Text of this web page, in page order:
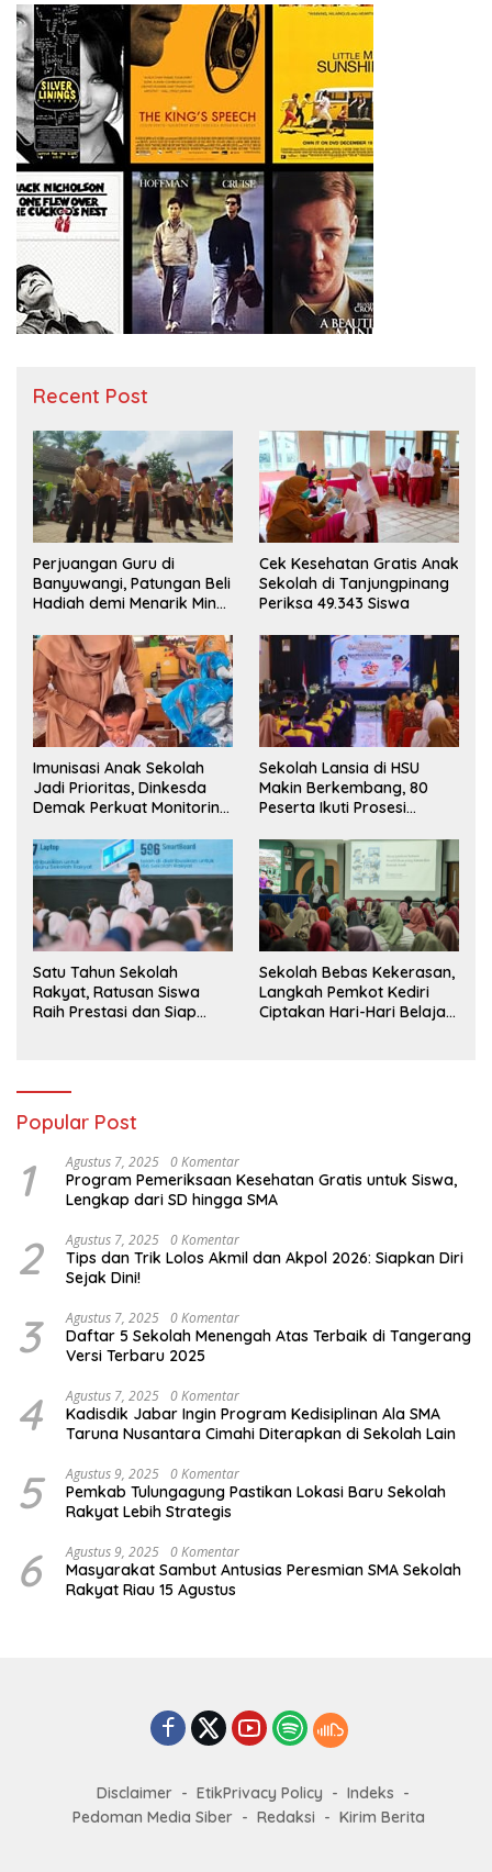
Recent Post
Perjuangan Guru di
Banyuwangi, Patungan Beli
Hadiah demi Menarik Minat
Cek Kesehatan Gratis Anak
Sekolah di Tanjungpinang
Periksa 49.343 Siswa
Imunisasi Anak Sekolah
Jadi Prioritas, Dinkesda
Demak Perkuat Monitoring
Sekolah Lansia di HSU
Makin Berkembang, 80
Peserta Ikuti Prosesi
Satu Tahun Sekolah
Rakyat, Ratusan Siswa
Raih Prestasi dan Siap
Sekolah Bebas Kekerasan,
Langkah Pemkot Kediri
Ciptakan Hari-Hari Belajar
Popular Post
1 Agustus 7, 2025 0 Komentar
Program Pemeriksaan Kesehatan Gratis untuk Siswa,
Lengkap dari SD hingga SMA
2 Agustus 7, 2025 0 Komentar
Tips dan Trik Lolos Akmil dan Akpol 2026: Siapkan Diri
Sejak Dini!
3 Agustus 7, 2025 0 Komentar
Daftar 5 Sekolah Menengah Atas Terbaik di Tangerang
Versi Terbaru 2025
4 Agustus 7, 2025 0 Komentar
Kadisdik Jabar Ingin Program Kedisiplinan Ala SMA
Taruna Nusantara Cimahi Diterapkan di Sekolah Lain
5 Agustus 9, 2025 0 Komentar
Pemkab Tulungagung Pastikan Lokasi Baru Sekolah
Rakyat Lebih Strategis
6 Agustus 9, 2025 0 Komentar
Masyarakat Sambut Antusias Peresmian SMA Sekolah
Rakyat Riau 15 Agustus
Disclaimer EtikPrivacy Policy
Indeks
Pedoman Media Siber
Redaksi Kirim Berita